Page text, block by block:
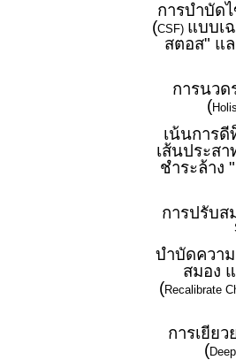
การบำบัด
(CSF) แบบเ
สตอส" แ
การนวด
(
เน้นการ
เส้นประสา
ชำระล้าง
การปรับส
บำบัดความ
สมอง
(Recalibrate
การเยียว
(